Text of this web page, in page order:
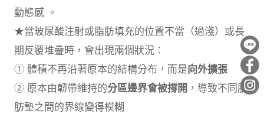
動態感 。
★當玻尿酸注射或脂肪填充的位置不當（過淺）或長
期反覆堆疊時，會出現兩個狀況：
① 體積不再沿著原本的結構分布，而是向外擴張
② 原本由韌帶維持的分區邊界會被撐開 ，導致不同脂
肪墊之間的界線變得模糊